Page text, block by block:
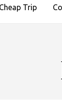
Cheap Trip